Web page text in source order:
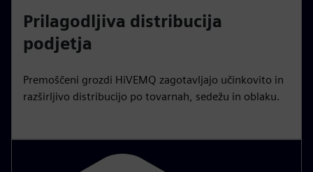
Prilagodljiva distribucija
podjetja
Premoščeni grozdi HiVEMQ zagotavljajo učinkovito in
razširljivo distribucijo po tovarnah, sedežu in oblaku.